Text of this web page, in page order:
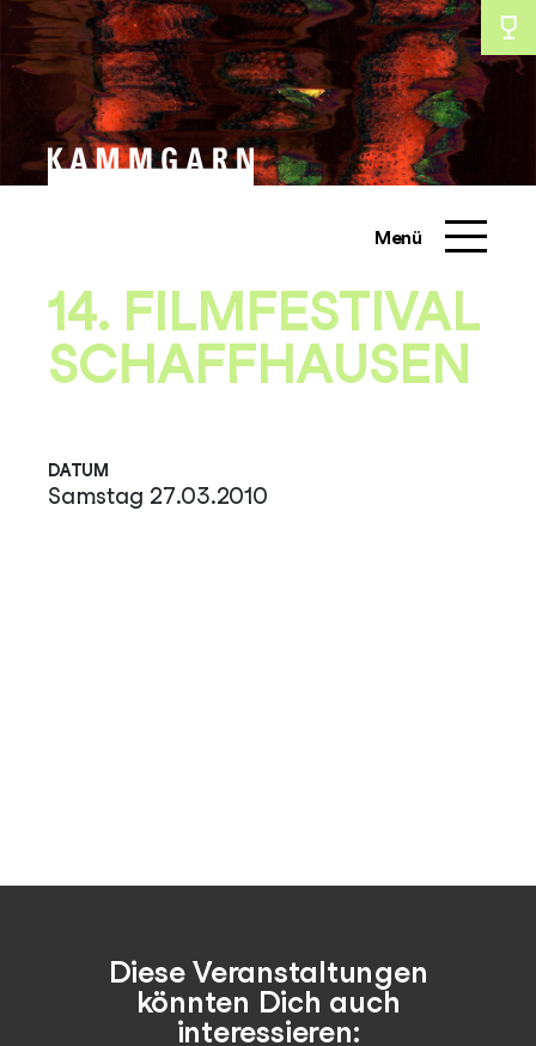
Zum
Inhalt
springen
schliessen
schliessen
Menü
14. FILMFESTIVAL
SCHAFFHAUSEN
DATUM
Samstag 27.03.2010
Diese Veranstaltungen
könnten Dich auch
interessieren: